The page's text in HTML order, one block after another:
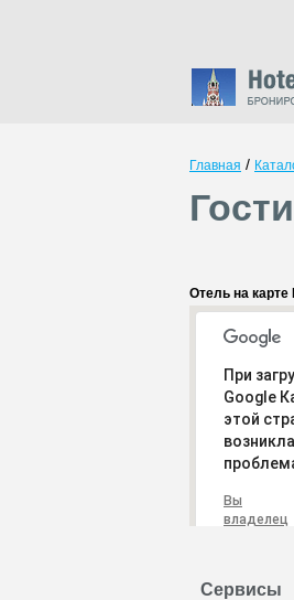
Главная /
Отель на
При
Google
этой
возникла
Вы
владелец
Сервисы